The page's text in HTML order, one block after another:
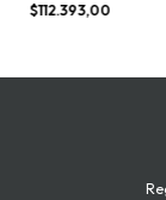
$112.393,00